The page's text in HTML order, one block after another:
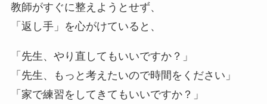
教師がすぐに整えようとせず、
「返し手」を心がけていると、
「先生、やり直してもいいですか？」
「先生、もっと考えたいので時間をください」
「家で練習をしてきてもいいですか？」